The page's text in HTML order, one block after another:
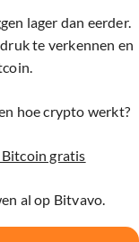
lager dan eerder.
te verkennen en
hoe crypto werkt?
gratis
al op Bitvavo.